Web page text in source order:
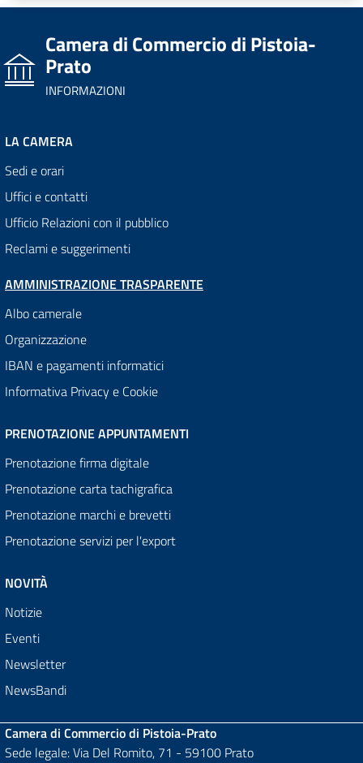
Camera di Commercio di Pistoia-
Prato
INFORMAZIONI
LA CAMERA
Sedi e orari
Uffici e contatti
Ufficio Relazioni con il pubblico
Reclami e suggerimenti
AMMINISTRAZIONE TRASPARENTE
Albo camerale
Organizzazione
IBAN e pagamenti informatici
Informativa Privacy e Cookie
PRENOTAZIONE APPUNTAMENTI
Prenotazione firma digitale
Prenotazione carta tachigrafica
Prenotazione marchi e brevetti
Prenotazione servizi per l'export
NOVITÀ
Notizie
Eventi
Newsletter
NewsBandi
Camera di Commercio di Pistoia-Prato
Sede legale: Via Del Romito, 71 - 59100 Prato